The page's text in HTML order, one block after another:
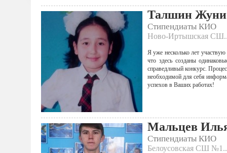
Талшин
Стипендиаты КИО
Ново-Иртышская
Я уже несколько лет
что здесь созданы
справедливый конкурс.
необходимой для себя
успехов в Ваших работах!
Мальцев
Стипендиаты КИО
Белоусовская СШ